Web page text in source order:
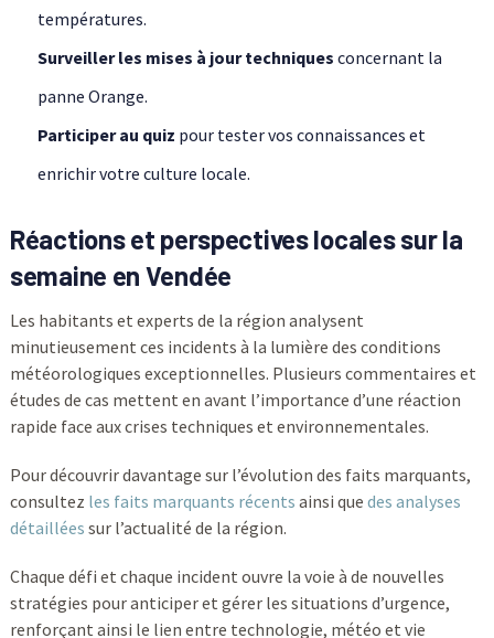
températures.
Surveiller les mises à jour techniques concernant la
panne Orange.
Participer au quiz pour tester vos connaissances et
enrichir votre culture locale.
Réactions et perspectives locales sur la
semaine en Vendée
Les habitants et experts de la région analysent
minutieusement ces incidents à la lumière des conditions
météorologiques exceptionnelles. Plusieurs commentaires et
études de cas mettent en avant l’importance d’une réaction
rapide face aux crises techniques et environnementales.
Pour découvrir davantage sur l’évolution des faits marquants,
consultez les faits marquants récents ainsi que des analyses
détaillées sur l’actualité de la région.
Chaque défi et chaque incident ouvre la voie à de nouvelles
stratégies pour anticiper et gérer les situations d’urgence,
renforçant ainsi le lien entre technologie, météo et vie